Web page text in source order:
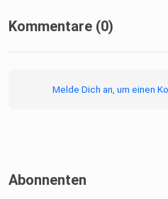
https://
Kommentare (0)
Melde Dich an, um einen
Abonnenten